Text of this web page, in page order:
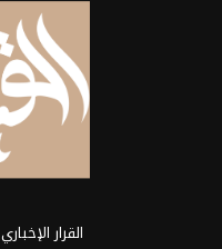
القرار الإخباري